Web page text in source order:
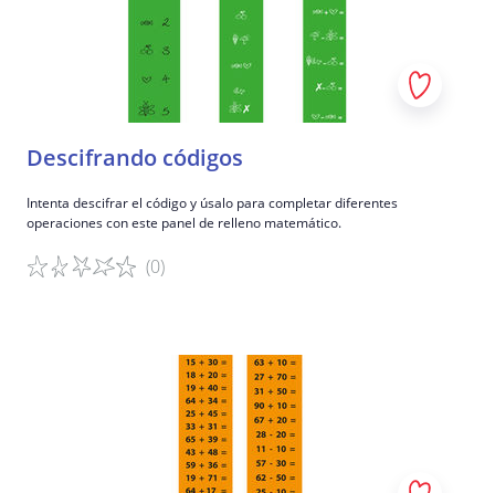
Descifrando códigos
Intenta descifrar el código y úsalo para completar diferentes
operaciones con este panel de relleno matemático.
(0)